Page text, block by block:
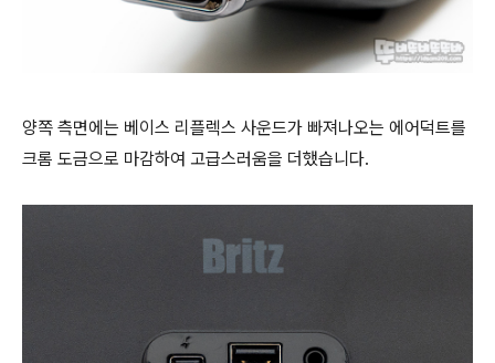
양쪽 측면에는 베이스 리플렉스 사운드가 빠져나오는 에어덕트를
크롬 도금으로 마감하여 고급스러움을 더했습니다.